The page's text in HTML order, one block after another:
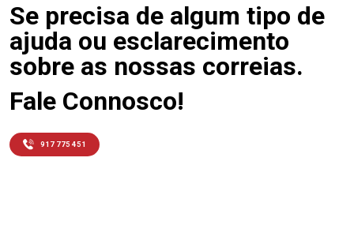
Se precisa de algum tipo de
ajuda ou esclarecimento
sobre as nossas correias.
Fale Connosco!
917 775 451